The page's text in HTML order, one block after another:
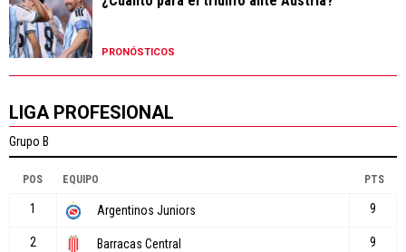
PRONÓSTICOS
LIGA PROFESIONAL